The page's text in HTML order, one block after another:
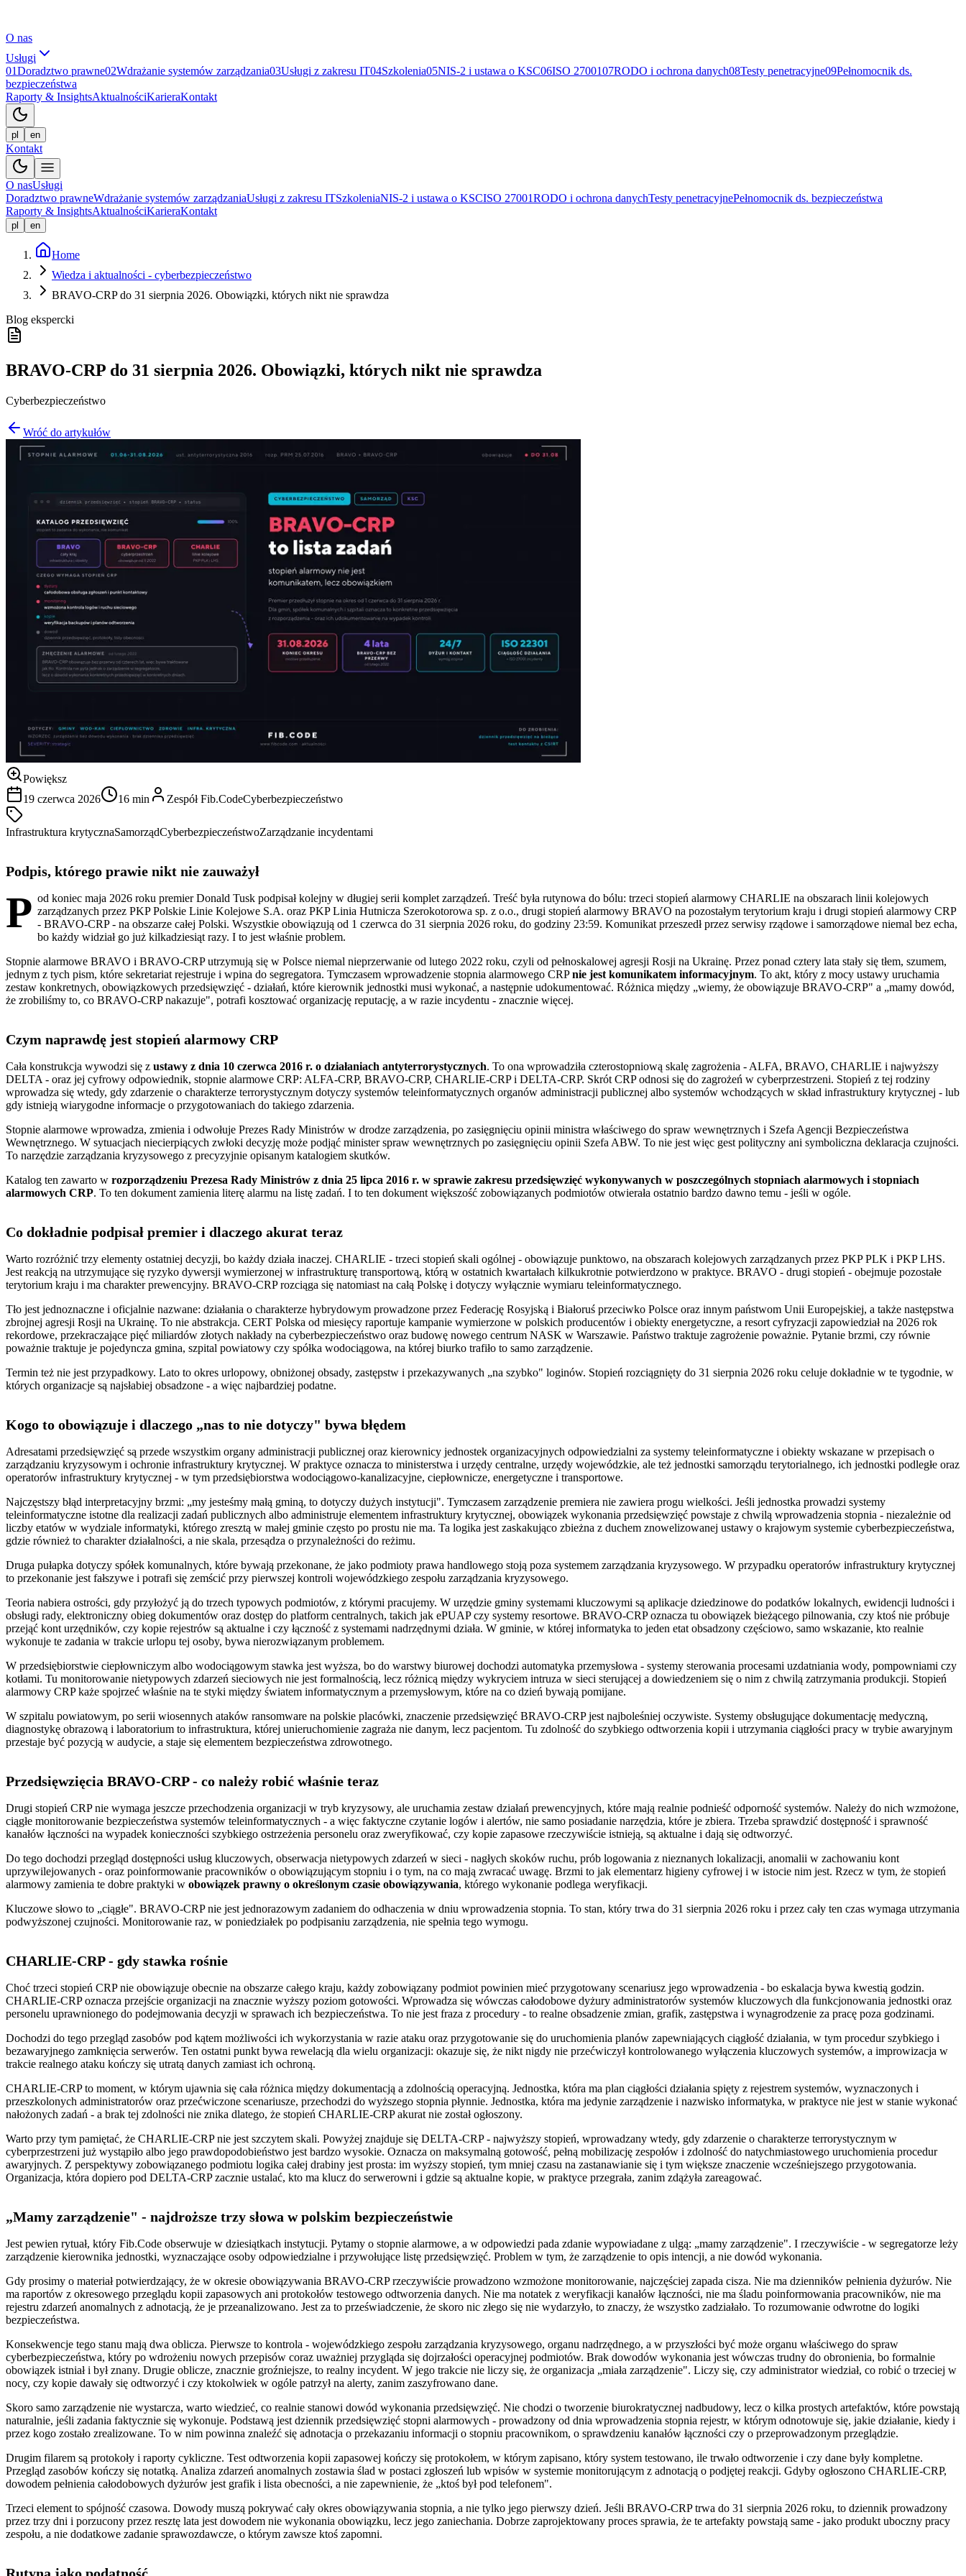
O nas
Usługi
01Doradztwo prawne02Wdrażanie systemów zarządzania03Usługi z zakresu IT04Szkolenia05NIS-2 i ustawa o KSC06ISO 2700107RODO i ochrona danych08Testy penetracyjne09Pełnomocnik ds.
bezpieczeństwa
Raporty & InsightsAktualnościKarieraKontakt
pl en
Kontakt
O nasUsługi
Doradztwo prawneWdrażanie systemów zarządzaniaUsługi z zakresu ITSzkoleniaNIS-2 i ustawa o KSCISO 27001RODO i ochrona danychTesty penetracyjnePełnomocnik ds. bezpieczeństwa
Raporty & InsightsAktualnościKarieraKontakt
pl en
Home
Wiedza i aktualności - cyberbezpieczeństwo
BRAVO-CRP do 31 sierpnia 2026. Obowiązki, których nikt nie sprawdza
Blog ekspercki
BRAVO-CRP do 31 sierpnia 2026. Obowiązki, których nikt nie sprawdza
Cyberbezpieczeństwo
Wróć do artykułów
Powiększ
19 czerwca 2026
16 min Zespół Fib.CodeCyberbezpieczeństwo
Infrastruktura krytycznaSamorządCyberbezpieczeństwoZarządzanie incydentami
Podpis, którego prawie nikt nie zauważył
P od koniec maja 2026 roku premier Donald Tusk podpisał kolejny w długiej serii komplet zarządzeń. Treść była rutynowa do bólu: trzeci stopień alarmowy CHARLIE na obszarach linii kolejowych
zarządzanych przez PKP Polskie Linie Kolejowe S.A. oraz PKP Linia Hutnicza Szerokotorowa sp. z o.o., drugi stopień alarmowy BRAVO na pozostałym terytorium kraju i drugi stopień alarmowy CRP
- BRAVO-CRP - na obszarze całej Polski. Wszystkie obowiązują od 1 czerwca do 31 sierpnia 2026 roku, do godziny 23:59. Komunikat przeszedł przez serwisy rządowe i samorządowe niemal bez echa,
bo każdy widział go już kilkadziesiąt razy. I to jest właśnie problem.
Stopnie alarmowe BRAVO i BRAVO-CRP utrzymują się w Polsce niemal nieprzerwanie od lutego 2022 roku, czyli od pełnoskalowej agresji Rosji na Ukrainę. Przez ponad cztery lata stały się tłem, szumem,
jednym z tych pism, które sekretariat rejestruje i wpina do segregatora. Tymczasem wprowadzenie stopnia alarmowego CRPnie jest komunikatem informacyjnym. To akt, który z mocy ustawy uruchamia
zestaw konkretnych, obowiązkowych przedsięwzięć - działań, które kierownik jednostki musi wykonać, a następnie udokumentować. Różnica między „wiemy, że obowiązuje BRAVO-CRP" a „mamy dowód,
że zrobiliśmy to, co BRAVO-CRP nakazuje", potrafi kosztować organizację reputację, a w razie incydentu - znacznie więcej.
Czym naprawdę jest stopień alarmowy CRP
Cała konstrukcja wywodzi się z ustawy z dnia 10 czerwca 2016 r. o działaniach antyterrorystycznych. To ona wprowadziła czterostopniową skalę zagrożenia - ALFA, BRAVO, CHARLIE i najwyższy
DELTA - oraz jej cyfrowy odpowiednik, stopnie alarmowe CRP: ALFA-CRP, BRAVO-CRP, CHARLIE-CRP i DELTA-CRP. Skrót CRP odnosi się do zagrożeń w cyberprzestrzeni. Stopień z tej rodziny
wprowadza się wtedy, gdy zdarzenie o charakterze terrorystycznym dotyczy systemów teleinformatycznych organów administracji publicznej albo systemów wchodzących w skład infrastruktury krytycznej - lub
gdy istnieją wiarygodne informacje o przygotowaniach do takiego zdarzenia.
Stopnie alarmowe wprowadza, zmienia i odwołuje Prezes Rady Ministrów w drodze zarządzenia, po zasięgnięciu opinii ministra właściwego do spraw wewnętrznych i Szefa Agencji Bezpieczeństwa
Wewnętrznego. W sytuacjach niecierpiących zwłoki decyzję może podjąć minister spraw wewnętrznych po zasięgnięciu opinii Szefa ABW. To nie jest więc gest polityczny ani symboliczna deklaracja czujności.
To narzędzie zarządzania kryzysowego z precyzyjnie opisanym katalogiem skutków.
Katalog ten zawarto w rozporządzeniu Prezesa Rady Ministrów z dnia 25 lipca 2016 r. w sprawie zakresu przedsięwzięć wykonywanych w poszczególnych stopniach alarmowych i stopniach
alarmowych CRP. To ten dokument zamienia literę alarmu na listę zadań. I to ten dokument większość zobowiązanych podmiotów otwierała ostatnio bardzo dawno temu - jeśli w ogóle.
Co dokładnie podpisał premier i dlaczego akurat teraz
Warto rozróżnić trzy elementy ostatniej decyzji, bo każdy działa inaczej. CHARLIE - trzeci stopień skali ogólnej - obowiązuje punktowo, na obszarach kolejowych zarządzanych przez PKP PLK i PKP LHS.
Jest reakcją na utrzymujące się ryzyko dywersji wymierzonej w infrastrukturę transportową, którą w ostatnich kwartałach kilkukrotnie potwierdzono w praktyce. BRAVO - drugi stopień - obejmuje pozostałe
terytorium kraju i ma charakter prewencyjny. BRAVO-CRP rozciąga się natomiast na całą Polskę i dotyczy wyłącznie wymiaru teleinformatycznego.
Tło jest jednoznaczne i oficjalnie nazwane: działania o charakterze hybrydowym prowadzone przez Federację Rosyjską i Białoruś przeciwko Polsce oraz innym państwom Unii Europejskiej, a także następstwa
zbrojnej agresji Rosji na Ukrainę. To nie abstrakcja. CERT Polska od miesięcy raportuje kampanie wymierzone w polskich producentów i obiekty energetyczne, a resort cyfryzacji zapowiedział na 2026 rok
rekordowe, przekraczające pięć miliardów złotych nakłady na cyberbezpieczeństwo oraz budowę nowego centrum NASK w Warszawie. Państwo traktuje zagrożenie poważnie. Pytanie brzmi, czy równie
poważnie traktuje je pojedyncza gmina, szpital powiatowy czy spółka wodociągowa, na której biurko trafiło to samo zarządzenie.
Termin też nie jest przypadkowy. Lato to okres urlopowy, obniżonej obsady, zastępstw i przekazywanych „na szybko" loginów. Stopień rozciągnięty do 31 sierpnia 2026 roku celuje dokładnie w te tygodnie, w
których organizacje są najsłabiej obsadzone - a więc najbardziej podatne.
Kogo to obowiązuje i dlaczego „nas to nie dotyczy" bywa błędem
Adresatami przedsięwzięć są przede wszystkim organy administracji publicznej oraz kierownicy jednostek organizacyjnych odpowiedzialni za systemy teleinformatyczne i obiekty wskazane w przepisach o
zarządzaniu kryzysowym i ochronie infrastruktury krytycznej. W praktyce oznacza to ministerstwa i urzędy centralne, urzędy wojewódzkie, ale też jednostki samorządu terytorialnego, ich jednostki podległe oraz
operatorów infrastruktury krytycznej - w tym przedsiębiorstwa wodociągowo-kanalizacyjne, ciepłownicze, energetyczne i transportowe.
Najczęstszy błąd interpretacyjny brzmi: „my jesteśmy małą gminą, to dotyczy dużych instytucji". Tymczasem zarządzenie premiera nie zawiera progu wielkości. Jeśli jednostka prowadzi systemy
teleinformatyczne istotne dla realizacji zadań publicznych albo administruje elementem infrastruktury krytycznej, obowiązek wykonania przedsięwzięć powstaje z chwilą wprowadzenia stopnia - niezależnie od
liczby etatów w wydziale informatyki, którego zresztą w małej gminie często po prostu nie ma. Ta logika jest zaskakująco zbieżna z duchem znowelizowanej ustawy o krajowym systemie cyberbezpieczeństwa,
gdzie również to charakter działalności, a nie skala, przesądza o przynależności do reżimu.
Druga pułapka dotyczy spółek komunalnych, które bywają przekonane, że jako podmioty prawa handlowego stoją poza systemem zarządzania kryzysowego. W przypadku operatorów infrastruktury krytycznej
to przekonanie jest fałszywe i potrafi się zemścić przy pierwszej kontroli wojewódzkiego zespołu zarządzania kryzysowego.
Teoria nabiera ostrości, gdy przyłożyć ją do trzech typowych podmiotów, z którymi pracujemy. W urzędzie gminy systemami kluczowymi są aplikacje dziedzinowe do podatków lokalnych, ewidencji ludności i
obsługi rady, elektroniczny obieg dokumentów oraz dostęp do platform centralnych, takich jak ePUAP czy systemy resortowe. BRAVO-CRP oznacza tu obowiązek bieżącego pilnowania, czy ktoś nie próbuje
przejąć kont urzędników, czy kopie rejestrów są aktualne i czy łączność z systemami nadrzędnymi działa. W gminie, w której informatyka to jeden etat obsadzony częściowo, samo wskazanie, kto realnie
wykonuje te zadania w trakcie urlopu tej osoby, bywa nierozwiązanym problemem.
W przedsiębiorstwie ciepłowniczym albo wodociągowym stawka jest wyższa, bo do warstwy biurowej dochodzi automatyka przemysłowa - systemy sterowania procesami uzdatniania wody, pompowniami czy
kotłami. Tu monitorowanie nietypowych zdarzeń sieciowych nie jest formalnością, lecz różnicą między wykryciem intruza w sieci sterującej a dowiedzeniem się o nim z chwilą zatrzymania produkcji. Stopień
alarmowy CRP każe spojrzeć właśnie na te styki między światem informatycznym a przemysłowym, które na co dzień bywają pomijane.
W szpitalu powiatowym, po serii wiosennych ataków ransomware na polskie placówki, znaczenie przedsięwzięć BRAVO-CRP jest najboleśniej oczywiste. Systemy obsługujące dokumentację medyczną,
diagnostykę obrazową i laboratorium to infrastruktura, której unieruchomienie zagraża nie danym, lecz pacjentom. Tu zdolność do szybkiego odtworzenia kopii i utrzymania ciągłości pracy w trybie awaryjnym
przestaje być pozycją w audycie, a staje się elementem bezpieczeństwa zdrowotnego.
Przedsięwzięcia BRAVO-CRP - co należy robić właśnie teraz
Drugi stopień CRP nie wymaga jeszcze przechodzenia organizacji w tryb kryzysowy, ale uruchamia zestaw działań prewencyjnych, które mają realnie podnieść odporność systemów. Należy do nich wzmożone,
ciągłe monitorowanie bezpieczeństwa systemów teleinformatycznych - a więc faktyczne czytanie logów i alertów, nie samo posiadanie narzędzia, które je zbiera. Trzeba sprawdzić dostępność i sprawność
kanałów łączności na wypadek konieczności szybkiego ostrzeżenia personelu oraz zweryfikować, czy kopie zapasowe rzeczywiście istnieją, są aktualne i dają się odtworzyć.
Do tego dochodzi przegląd dostępności usług kluczowych, obserwacja nietypowych zdarzeń w sieci - nagłych skoków ruchu, prób logowania z nieznanych lokalizacji, anomalii w zachowaniu kont
uprzywilejowanych - oraz poinformowanie pracowników o obowiązującym stopniu i o tym, na co mają zwracać uwagę. Brzmi to jak elementarz higieny cyfrowej i w istocie nim jest. Rzecz w tym, że stopień
alarmowy zamienia te dobre praktyki w obowiązek prawny o określonym czasie obowiązywania, którego wykonanie podlega weryfikacji.
Kluczowe słowo to „ciągłe". BRAVO-CRP nie jest jednorazowym zadaniem do odhaczenia w dniu wprowadzenia stopnia. To stan, który trwa do 31 sierpnia 2026 roku i przez cały ten czas wymaga utrzymania
podwyższonej czujności. Monitorowanie raz, w poniedziałek po podpisaniu zarządzenia, nie spełnia tego wymogu.
CHARLIE-CRP - gdy stawka rośnie
Choć trzeci stopień CRP nie obowiązuje obecnie na obszarze całego kraju, każdy zobowiązany podmiot powinien mieć przygotowany scenariusz jego wprowadzenia - bo eskalacja bywa kwestią godzin.
CHARLIE-CRP oznacza przejście organizacji na znacznie wyższy poziom gotowości. Wprowadza się wówczas całodobowe dyżury administratorów systemów kluczowych dla funkcjonowania jednostki oraz
personelu uprawnionego do podejmowania decyzji w sprawach ich bezpieczeństwa. To nie jest fraza z procedury - to realne obsadzenie zmian, grafik, zastępstwa i wynagrodzenie za pracę poza godzinami.
Dochodzi do tego przegląd zasobów pod kątem możliwości ich wykorzystania w razie ataku oraz przygotowanie się do uruchomienia planów zapewniających ciągłość działania, w tym procedur szybkiego i
bezawaryjnego zamknięcia serwerów. Ten ostatni punkt bywa rewelacją dla wielu organizacji: okazuje się, że nikt nigdy nie przećwiczył kontrolowanego wyłączenia kluczowych systemów, a improwizacja w
trakcie realnego ataku kończy się utratą danych zamiast ich ochroną.
CHARLIE-CRP to moment, w którym ujawnia się cała różnica między dokumentacją a zdolnością operacyjną. Jednostka, która ma plan ciągłości działania spięty z rejestrem systemów, wyznaczonych i
przeszkolonych administratorów oraz przećwiczone scenariusze, przechodzi do wyższego stopnia płynnie. Jednostka, która ma jedynie zarządzenie i nazwisko informatyka, w praktyce nie jest w stanie wykonać
nałożonych zadań - a brak tej zdolności nie znika dlatego, że stopień CHARLIE-CRP akurat nie został ogłoszony.
Warto przy tym pamiętać, że CHARLIE-CRP nie jest szczytem skali. Powyżej znajduje się DELTA-CRP - najwyższy stopień, wprowadzany wtedy, gdy zdarzenie o charakterze terrorystycznym w
cyberprzestrzeni już wystąpiło albo jego prawdopodobieństwo jest bardzo wysokie. Oznacza on maksymalną gotowość, pełną mobilizację zespołów i zdolność do natychmiastowego uruchomienia procedur
awaryjnych. Z perspektywy zobowiązanego podmiotu logika całej drabiny jest prosta: im wyższy stopień, tym mniej czasu na zastanawianie się i tym większe znaczenie wcześniejszego przygotowania.
Organizacja, która dopiero pod DELTA-CRP zacznie ustalać, kto ma klucz do serwerowni i gdzie są aktualne kopie, w praktyce przegrała, zanim zdążyła zareagować.
„Mamy zarządzenie" - najdroższe trzy słowa w polskim bezpieczeństwie
Jest pewien rytuał, który Fib.Code obserwuje w dziesiątkach instytucji. Pytamy o stopnie alarmowe, a w odpowiedzi pada zdanie wypowiadane z ulgą: „mamy zarządzenie". I rzeczywiście - w segregatorze leży
zarządzenie kierownika jednostki, wyznaczające osoby odpowiedzialne i przywołujące listę przedsięwzięć. Problem w tym, że zarządzenie to opis intencji, a nie dowód wykonania.
Gdy prosimy o materiał potwierdzający, że w okresie obowiązywania BRAVO-CRP rzeczywiście prowadzono wzmożone monitorowanie, najczęściej zapada cisza. Nie ma dzienników pełnienia dyżurów. Nie
ma raportów z okresowego przeglądu kopii zapasowych ani protokołów testowego odtworzenia danych. Nie ma notatek z weryfikacji kanałów łączności, nie ma śladu poinformowania pracowników, nie ma
rejestru zdarzeń anomalnych z adnotacją, że je przeanalizowano. Jest za to przeświadczenie, że skoro nic złego się nie wydarzyło, to znaczy, że wszystko zadziałało. To rozumowanie odwrotne do logiki
bezpieczeństwa.
Konsekwencje tego stanu mają dwa oblicza. Pierwsze to kontrola - wojewódzkiego zespołu zarządzania kryzysowego, organu nadrzędnego, a w przyszłości być może organu właściwego do spraw
cyberbezpieczeństwa, który po wdrożeniu nowych przepisów coraz uważniej przygląda się dojrzałości operacyjnej podmiotów. Brak dowodów wykonania jest wówczas trudny do obronienia, bo formalnie
obowiązek istniał i był znany. Drugie oblicze, znacznie groźniejsze, to realny incydent. W jego trakcie nie liczy się, że organizacja „miała zarządzenie". Liczy się, czy administrator wiedział, co robić o trzeciej w
nocy, czy kopie dawały się odtworzyć i czy ktokolwiek w ogóle patrzył na alerty, zanim zaszyfrowano dane.
Skoro samo zarządzenie nie wystarcza, warto wiedzieć, co realnie stanowi dowód wykonania przedsięwzięć. Nie chodzi o tworzenie biurokratycznej nadbudowy, lecz o kilka prostych artefaktów, które powstają
naturalnie, jeśli zadania faktycznie się wykonuje. Podstawą jest dziennik przedsięwzięć stopni alarmowych - prowadzony od dnia wprowadzenia stopnia rejestr, w którym odnotowuje się, jakie działanie, kiedy i
przez kogo zostało zrealizowane. To w nim powinna znaleźć się adnotacja o przekazaniu informacji o stopniu pracownikom, o sprawdzeniu kanałów łączności czy o przeprowadzonym przeglądzie.
Drugim filarem są protokoły i raporty cykliczne. Test odtworzenia kopii zapasowej kończy się protokołem, w którym zapisano, który system testowano, ile trwało odtworzenie i czy dane były kompletne.
Przegląd zasobów kończy się notatką. Analiza zdarzeń anomalnych zostawia ślad w postaci zgłoszeń lub wpisów w systemie monitorującym z adnotacją o podjętej reakcji. Gdyby ogłoszono CHARLIE-CRP,
dowodem pełnienia całodobowych dyżurów jest grafik i lista obecności, a nie zapewnienie, że „ktoś był pod telefonem".
Trzeci element to spójność czasowa. Dowody muszą pokrywać cały okres obowiązywania stopnia, a nie tylko jego pierwszy dzień. Jeśli BRAVO-CRP trwa do 31 sierpnia 2026 roku, to dziennik prowadzony
przez trzy dni i porzucony przez resztę lata jest dowodem nie wykonania obowiązku, lecz jego zaniechania. Dobrze zaprojektowany proces sprawia, że te artefakty powstają same - jako produkt uboczny pracy
zespołu, a nie dodatkowe zadanie sprawozdawcze, o którym zawsze ktoś zapomni.